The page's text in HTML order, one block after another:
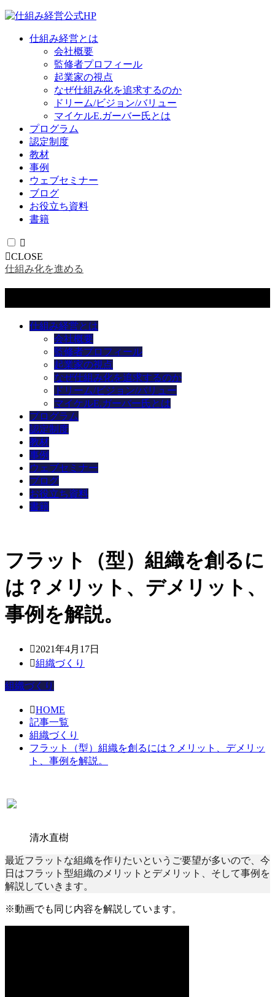
仕組み経営とは
会社概要
監修者プロフィール
起業家の視点
なぜ仕組み化を追求するのか
ドリーム/ビジョン/バリュー
マイケルE.ガーバー氏とは
プログラム
認定制度
教材
事例
ウェブセミナー
ブログ
お役立ち資料
書籍
CLOSE
仕組み化を進める
仕組み経営とは
会社概要
監修者プロフィール
起業家の視点
なぜ仕組み化を追求するのか
ドリーム/ビジョン/バリュー
マイケルE.ガーバー氏とは
プログラム
認定制度
教材
事例
ウェブセミナー
ブログ
お役立ち資料
書籍
フラット（型）組織を創るに
は？メリット、デメリット、
事例を解説。
2021年4月17日
組織づくり
組織づくり
HOME
記事一覧
組織づくり
フラット（型）組織を創るには？メリット、デメリッ
ト、事例を解説。
清水直樹
最近フラットな組織を作りたいというご要望が多いので、今
日はフラット型組織のメリットとデメリット、そして事例を
解説していきます。
※動画でも同じ内容を解説しています。